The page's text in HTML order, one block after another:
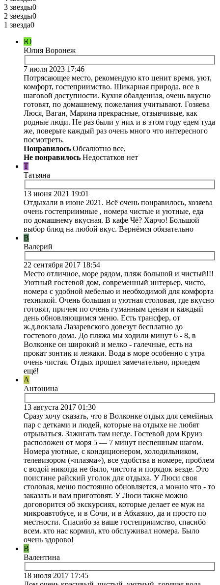
3 звезды0
2 звезды0
1 звезда0
Ю
Юлия Воронеж
7 июля 2023 17:46
Потрясающее место, рекомендую кто ценит время, уют,
комфорт, гостеприимство. Шикарная природа, все в
шаговой доступности. Кухня обалденная, очень вкусно
готовят, по домашнему, пожелания учитывают. Гозяева
Люся, Ваган, Марина прекрасные, отзывчивые, как
родные люди. Не раз были у них и в этом году едем туда
же, поверьте каждый раз очень много что интересного
посмотреть.
Понравилось Обсалютно все,
Не понравилось Недостатков нет
Т
Татьяна
13 июня 2021 19:01
Отдыхали в июне 2021. Всё очень понравилось, хозяева
очень гостеприимные , номера чистые и уютные, еда
по домашнему вкусная. В кафе Чё? Харчо! Большой
выбор блюд на любой вкус. Вернёмся обязательно
В
Валерий
22 сентября 2017 18:54
Место отличное, море рядом, пляж большой и чистый!!!
Уютный гостевой дом, современный интерьер, чисто,
номера с удобной мебелью и необходимой для комфорта
техникой. Очень большая и уютная столовая, где вкусно
готовят, причем по очень гуманным ценам и каждый
день обновляющимся меню. Есть трансфер, от
ж.д.вокзала Лазаревского довезут бесплатно до
гостевого дома. До пляжа мы ходили минут 6 - 8, в
Волконке он широкий и мелко - галечные, есть на
прокат зонтик и лежаки. Вода в море особенно с утра
очень чистая. Отдых прошел замечательно, приедем
ещё!
А
Антонина
13 августа 2017 01:30
Сразу хочу сказать, что в Волконке отдых для семейных
пар с детками и людей, которые на отдыхе не любят
отрываться. Зажигать там негде. Гостевой дом Круиз
расположен от моря 5 — 7 минут неспешным шагом.
Номера уютные, с кондиционером, холодильником,
телевизором («плазма»), все удобства в номере, проблем
с водой никогда не было, чистота и порядок везде. Это
поистине райский уголок для отдыха. У Люси своя
столовая, меню постоянно обновляется, а можно что - то
заказать и вам приготовят. У Люси также можно
договорится об экскурсиях, которые делает ее муж на
микроавтобусе, и в Сочи, и в Абхазию, да и просто по
местности. Спасибо за ваше гостеприимство, спасибо
всем. кто нас кормил, кто обслуживал номера. Было
очень здорово!
В
Валентина
18 июля 2017 17:45